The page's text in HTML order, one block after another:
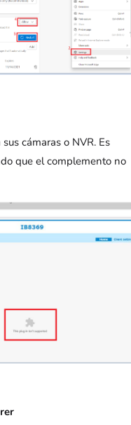
cámaras o NVR. Es
que el complemento no